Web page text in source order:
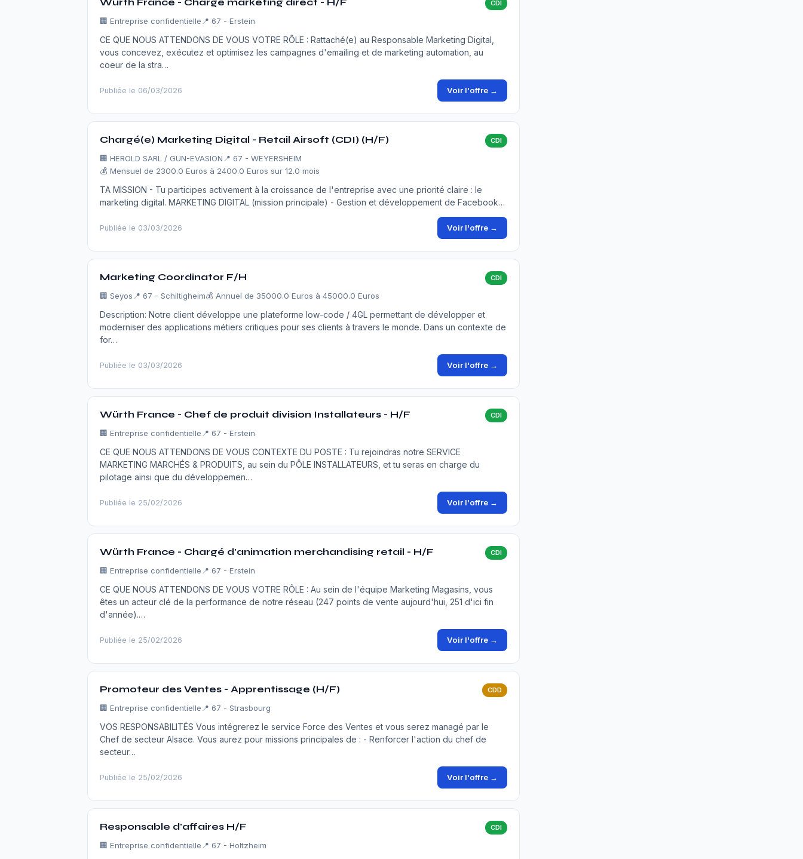
CDI
🏢 Entreprise confidentielle 📍 67 - Erstein
CE QUE NOUS ATTENDONS DE VOUS VOTRE RÔLE : Rattaché(e) au Responsable Marketing Digital,
vous concevez, exécutez et optimisez les campagnes d'emailing et de marketing automation, au
coeur de la stra…
Publiée le 06/03/2026 Voir l'offre →
Chargé(e) Marketing Digital - Retail Airsoft (CDI) (H/F) CDI
🏢 HEROLD SARL / GUN-EVASION 📍 67 - WEYERSHEIM
💰 Mensuel de 2300.0 Euros à 2400.0 Euros sur 12.0 mois
TA MISSION - Tu participes activement à la croissance de l'entreprise avec une priorité claire : le
marketing digital. MARKETING DIGITAL (mission principale) - Gestion et développement de Facebook…
Publiée le 03/03/2026 Voir l'offre →
Marketing Coordinator F/H CDI
🏢 Seyos 📍 67 - Schiltigheim💰 Annuel de 35000.0 Euros à 45000.0 Euros
Description: Notre client développe une plateforme low-code / 4GL permettant de développer et
moderniser des applications métiers critiques pour ses clients à travers le monde. Dans un contexte de
for…
Publiée le 03/03/2026 Voir l'offre →
Würth France - Chef de produit division Installateurs - H/F CDI
🏢 Entreprise confidentielle 📍 67 - Erstein
CE QUE NOUS ATTENDONS DE VOUS CONTEXTE DU POSTE : Tu rejoindras notre SERVICE
MARKETING MARCHÉS & PRODUITS, au sein du PÔLE INSTALLATEURS, et tu seras en charge du
pilotage ainsi que du développemen…
Publiée le 25/02/2026 Voir l'offre →
Würth France - Chargé d'animation merchandising retail - H/F CDI
🏢 Entreprise confidentielle 📍 67 - Erstein
CE QUE NOUS ATTENDONS DE VOUS VOTRE RÔLE : Au sein de l'équipe Marketing Magasins, vous
êtes un acteur clé de la performance de notre réseau (247 points de vente aujourd'hui, 251 d'ici fin
d'année).…
Publiée le 25/02/2026 Voir l'offre →
Promoteur des Ventes - Apprentissage (H/F) CDD
🏢 Entreprise confidentielle 📍 67 - Strasbourg
VOS RESPONSABILITÉS Vous intégrerez le service Force des Ventes et vous serez managé par le
Chef de secteur Alsace. Vous aurez pour missions principales de : - Renforcer l'action du chef de
secteur…
Publiée le 25/02/2026 Voir l'offre →
Responsable d'affaires H/F CDI
🏢 Entreprise confidentielle 📍 67 - Holtzheim